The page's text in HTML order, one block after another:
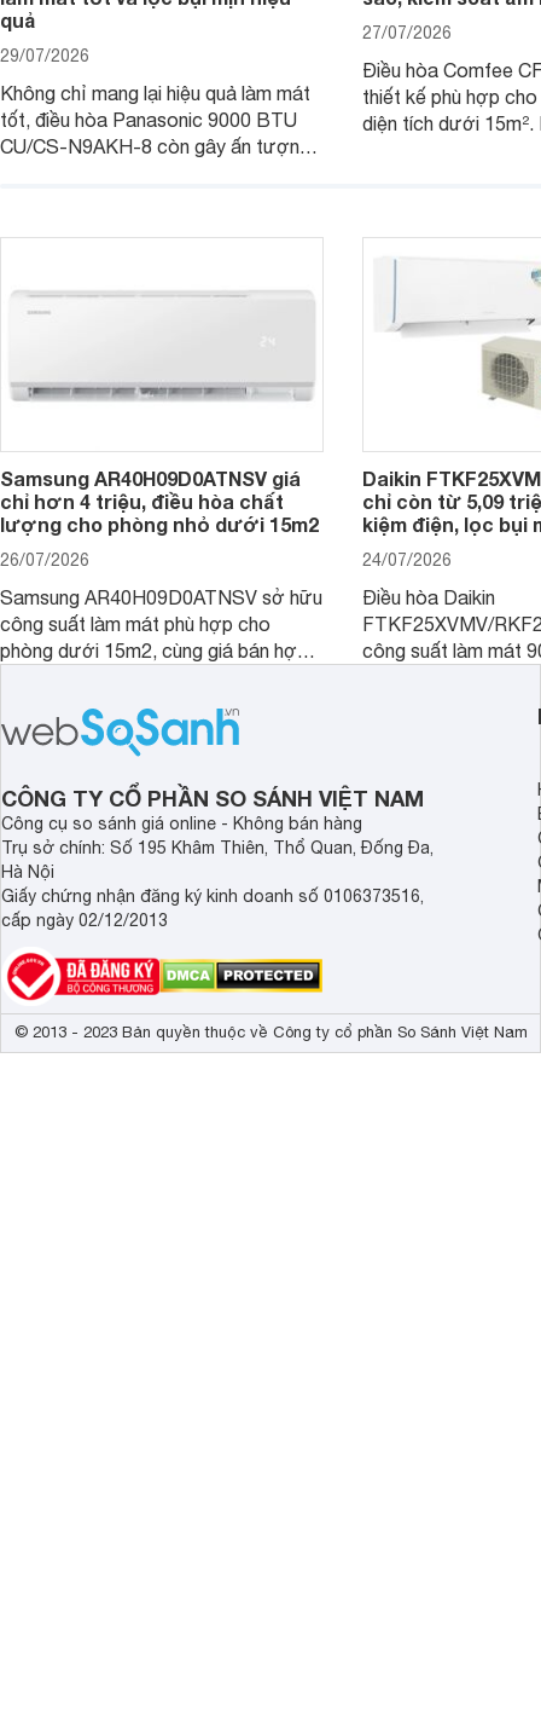
quả
29/07/2026
Không chỉ mang lại hiệu quả làm mát
tốt, điều hòa Panasonic 9000 BTU
CU/CS-N9AKH-8 còn gây ấn tượng
27/07/2026
Điều hòa Comfee
thiết kế phù hợp
diện tích dưới
mức giá dễ tiếp cận.
Samsung AR40H09D0ATNSV giá
chỉ hơn 4 triệu, điều hòa chất
lượng cho phòng nhỏ dưới 15m2
26/07/2026
Samsung AR40H09D0ATNSV sở hữu
công suất làm mát phù hợp cho
phòng dưới 15m2, cùng giá bán hợp
Daikin
chỉ còn từ 5,09
kiệm điện, lọc bụi
24/07/2026
Điều hòa Daikin
FTKF25XVMV/
công suất làm mát
được nhiều đại lý
CÔNG TY CỔ PHẦN SO SÁNH VIỆT NAM
Công cụ so sánh giá online - Không bán hàng
Trụ sở chính: Số 195 Khâm Thiên, Thổ Quan, Đống Đa,
Hà Nội
Giấy chứng nhận đăng ký kinh doanh số 0106373516,
cấp ngày 02/12/2013
© 2013 - 2023 Bản quyền thuộc về Công ty cổ phần So Sánh Việt Nam